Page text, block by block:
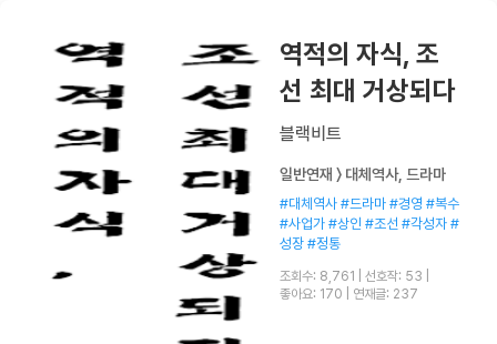
역적의 자식, 조
선 최대 거상되다
블랙비트
일반연재 〉 대체역사, 드라마
#대체역사 #드라마 #경영 #복수
#사업가 #상인 #조선 #각성자 #
성장 #정통
조회수: 8,761 선호작: 53
좋아요: 170
연재글: 237